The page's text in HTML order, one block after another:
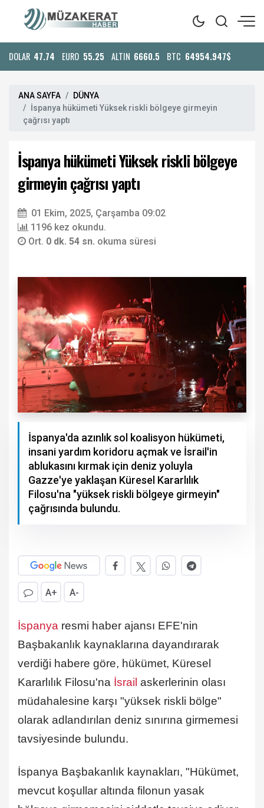
DOLAR 47.74 EURO 55.25 ALTIN 6660.5 BTC 64954.947$
ANA SAYFA
DÜNYA
İspanya hükümeti Yüksek riskli bölgeye girmeyin
çağrısı yaptı
İspanya hükümeti Yüksek riskli bölgeye
girmeyin çağrısı yaptı
01 Ekim, 2025, Çarşamba 09:02
1196 kez okundu.
Ort. 0 dk. 54 sn. okuma süresi
İspanya'da azınlık sol koalisyon hükümeti,
insani yardım koridoru açmak ve İsrail'in
ablukasını kırmak için deniz yoluyla
Gazze'ye yaklaşan Küresel Kararlılık
Filosu'na "yüksek riskli bölgeye girmeyin"
çağrısında bulundu.
A+ A-
İspanya resmi haber ajansı EFE'nin
Başbakanlık kaynaklarına dayandırarak
verdiği habere göre, hükümet, Küresel
Kararlılık Filosu'na İsrail askerlerinin olası
müdahalesine karşı "yüksek riskli bölge"
olarak adlandırılan deniz sınırına girmemesi
tavsiyesinde bulundu.
İspanya Başbakanlık kaynakları, "Hükümet,
mevcut koşullar altında filonun yasak